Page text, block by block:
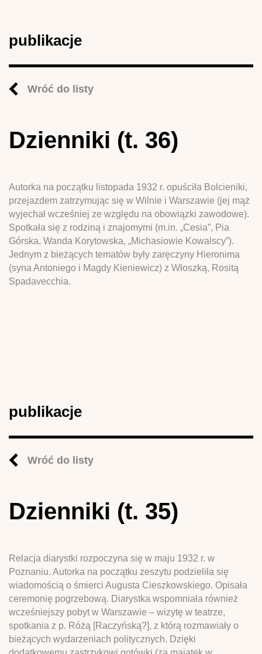
publikacje
Wróć do listy
Dzienniki (t. 36)
Autorka na początku listopada 1932 r. opuściła Bolcieniki,
przejazdem zatrzymując się w Wilnie i Warszawie (jej mąż
wyjechał wcześniej ze względu na obowiązki zawodowe).
Spotkała się z rodziną i znajomymi (m.in. „Cesia”, Pia
Górska, Wanda Korytowska, „Michasiowie Kowalscy”).
Jednym z bieżących tematów były zaręczyny Hieronima
(syna Antoniego i Magdy Kieniewicz) z Włoszką, Rositą
Spadavecchia.
publikacje
Wróć do listy
Dzienniki (t. 35)
Relacja diarystki rozpoczyna się w maju 1932 r. w
Poznaniu. Autorka na początku zeszytu podzieliła się
wiadomością o śmierci Augusta Cieszkowskiego. Opisała
ceremonię pogrzebową. Diarystka wspomniała również
wcześniejszy pobyt w Warszawie – wizytę w teatrze,
spotkania z p. Różą [Raczyńską?], z którą rozmawiały o
bieżących wydarzeniach politycznych. Dzięki